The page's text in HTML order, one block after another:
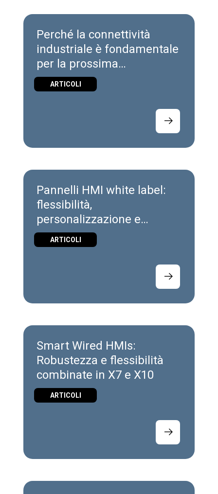
Perché la connettività
industriale è fondamentale
per la prossima
generazione di piattaforme
energetiche mobile
ARTICOLI
Pannelli HMI white label:
flessibilità,
personalizzazione e
controllo del marchio
ARTICOLI
Smart Wired HMIs:
Robustezza e flessibilità
combinate in X7 e X10
ARTICOLI